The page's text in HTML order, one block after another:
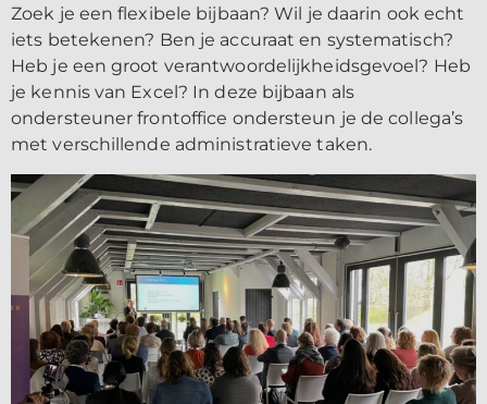
Zoek je een flexibele bijbaan? Wil je daarin ook echt
iets betekenen? Ben je accuraat en systematisch?
Heb je een groot verantwoordelijkheidsgevoel? Heb
je kennis van Excel? In deze bijbaan als
ondersteuner frontoffice ondersteun je de collega’s
met verschillende administratieve taken.